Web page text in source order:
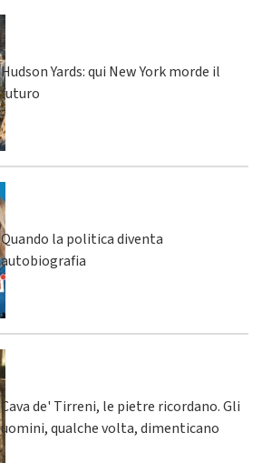
Hudson Yards: qui New York morde il
futuro
Quando la politica diventa
autobiografia
Cava de' Tirreni, le pietre ricordano. Gli
uomini, qualche volta, dimenticano